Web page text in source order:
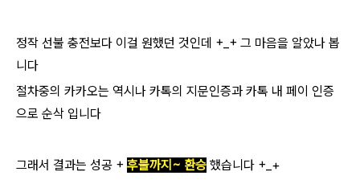
정작 선불 충전보다 이걸 원했던 것인데 +_+ 그 마음을 알았나 봅
니다
절차중의 카카오는 역시나 카톡의 지문인증과 카톡 내 페이 인증
으로 순삭 입니다
그래서 결과는 성공 + 후불까지~ 환승 했습니다 +_+